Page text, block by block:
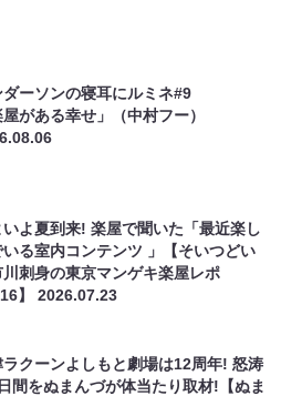
ダーソンの寝耳にルミネ#9
屋がある幸せ」（中村フー）
いよ夏到来! 楽屋で聞いた「最近楽し
いる室内コンテンツ 」【そいつどい
川刺身の東京マンゲキ楽屋レポ
】2026.07.23
ラクーンよしもと劇場は12周年! 怒涛
間をぬまんづが体当たり取材!【ぬま